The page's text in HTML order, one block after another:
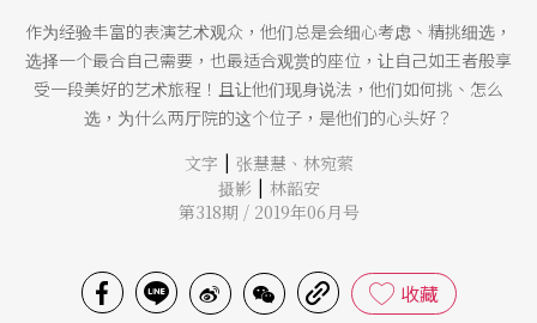
作为经验丰富的表演艺术观众，他们总是会细心考虑、精挑细选，
选择一个最合自己需要，也最适合观赏的座位，让自己如王者般享
受一段美好的艺术旅程！且让他们现身说法，他们如何挑、怎么
选，为什么两厅院的这个位子，是他们的心头好？
文字 | 张慧慧 、 林宛萦
摄影 | 林韶安
第318期 / 2019年06月号
收藏